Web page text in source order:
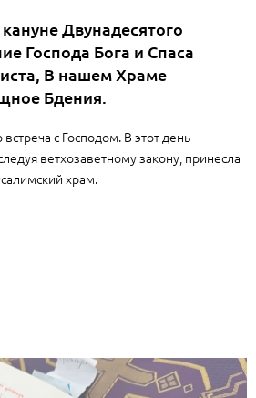
Двунадесятого
Господа Бога и Спаса
В нашем Храме
Бдения.
с Господом. В этот день
ветхозаветному закону, принесла
храм.